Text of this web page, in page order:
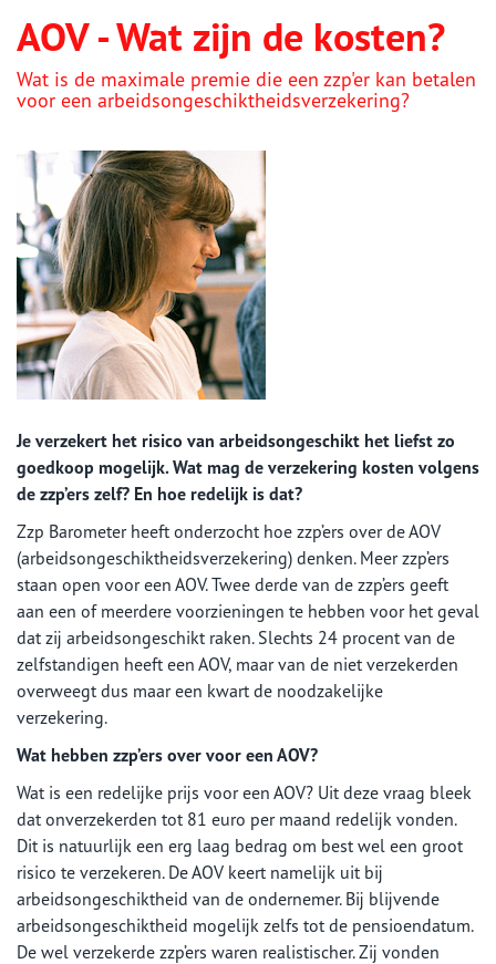
AOV - Wat zijn de kosten?
Wat is de maximale premie die een zzp'er kan betalen
voor een arbeidsongeschiktheidsverzekering?
Je verzekert het risico van arbeidsongeschikt het liefst zo
goedkoop mogelijk. Wat mag de verzekering kosten volgens
de zzp’ers zelf? En hoe redelijk is dat?
Zzp Barometer heeft onderzocht hoe zzp’ers over de AOV
(arbeidsongeschiktheidsverzekering) denken. Meer zzp’ers
staan open voor een AOV. Twee derde van de zzp’ers geeft
aan een of meerdere voorzieningen te hebben voor het geval
dat zij arbeidsongeschikt raken. Slechts 24 procent van de
zelfstandigen heeft een AOV, maar van de niet verzekerden
overweegt dus maar een kwart de noodzakelijke
verzekering.
Wat hebben zzp’ers over voor een AOV?
Wat is een redelijke prijs voor een AOV? Uit deze vraag bleek
dat onverzekerden tot 81 euro per maand redelijk vonden.
Dit is natuurlijk een erg laag bedrag om best wel een groot
risico te verzekeren. De AOV keert namelijk uit bij
arbeidsongeschiktheid van de ondernemer. Bij blijvende
arbeidsongeschiktheid mogelijk zelfs tot de pensioendatum.
De wel verzekerde zzp’ers waren realistischer. Zij vonden